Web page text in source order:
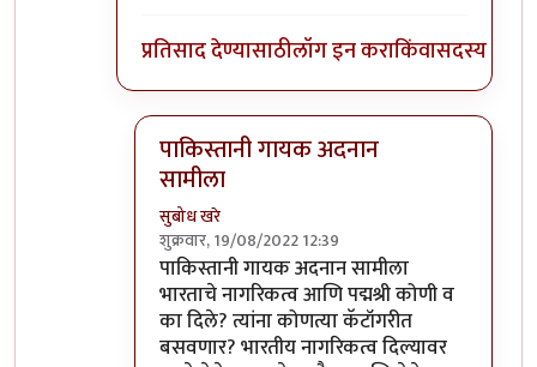
प्रतिसाद देण्यासाठीलॉग इन कराकिंवासदस्य व्हा
पाकिस्तानी गायक अदनान
सामीला
सुबोध खरे
शुक्रवार, 19/08/2022 12:39
In reply toदुर्दैवाने याच जपु लोकाना
पाकिस्तानी गायक अदनान सामीला
भारताचे नागरिकत्व आणि पद्मश्री कोणी व
का दिले? त्यांना कोणत्या कॅटॉगरीत
बसवणार? भारतीय नागरिकत्व दिल्यावर